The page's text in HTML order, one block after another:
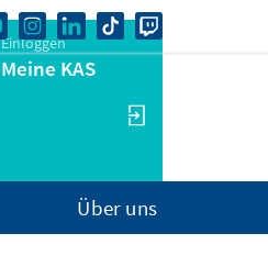
Einloggen
Meine KAS
Über uns